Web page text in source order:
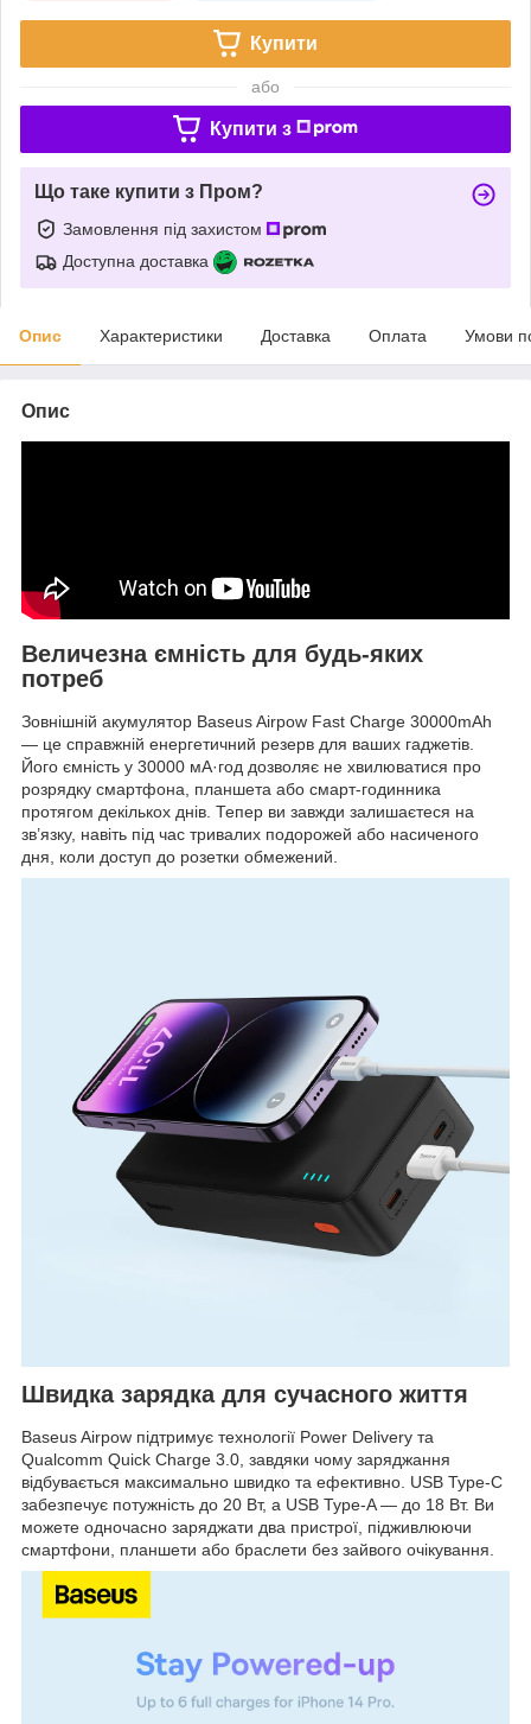
Купити
або
Купити з
Що таке купити з Пром?
Замовлення під захистом
Доступна доставка
Опис Характеристики Доставка Оплата Умови
Опис
Величезна ємність для будь-яких
потреб
Зовнішній акумулятор Baseus Airpow Fast Charge 30000mAh
— це справжній енергетичний резерв для ваших гаджетів.
Його ємність у 30000 мА·год дозволяє не хвилюватися про
розрядку смартфона, планшета або смарт-годинника
протягом декількох днів. Тепер ви завжди залишаєтеся на
зв’язку, навіть під час тривалих подорожей або насиченого
дня, коли доступ до розетки обмежений.
Швидка зарядка для сучасного життя
Baseus Airpow підтримує технології Power Delivery та
Qualcomm Quick Charge 3.0, завдяки чому заряджання
відбувається максимально швидко та ефективно. USB Type-C
забезпечує потужність до 20 Вт, а USB Type-A — до 18 Вт. Ви
можете одночасно заряджати два пристрої, підживлюючи
смартфони, планшети або браслети без зайвого очікування.